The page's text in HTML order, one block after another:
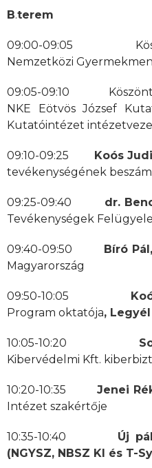
B.terem
09:00-09:05
Nemzetközi
09:05-09:10
NKE Eötvös József
Kutatóintézet
09:10-09:25 Koós
tevékenységének
09:25-09:40 dr.
Tevékenységek
09:40-09:50 Bíró Pál,
Magyarország
09:50-10:05 Koós
Program oktatója,
10:05-10:20
Kibervédelmi Kft.
10:20-10:35 Jenei
Intézet szakértője
10:35-10:40 Új
(NGYSZ, NBSZ KI és T-